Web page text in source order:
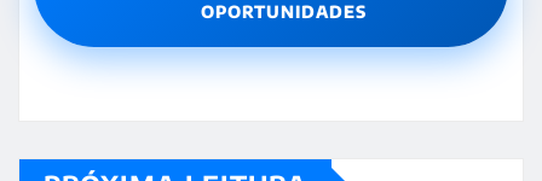
OPORTUNIDADES